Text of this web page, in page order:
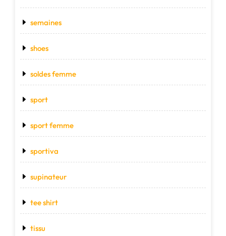
semaines
shoes
soldes femme
sport
sport femme
sportiva
supinateur
tee shirt
tissu